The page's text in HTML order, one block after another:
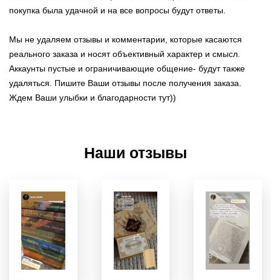
покупка была удачной и на все вопросы будут ответы.
Мы не удаляем отзывы и комментарии, которые касаются
реального заказа и носят объективный характер и смысл.
Аккаунты пустые и ограничивающие общение- будут также
удаляться. Пишите Ваши отзывы после получения заказа.
Ждем Ваши улыбки и благодарности тут))
Наши отзывы